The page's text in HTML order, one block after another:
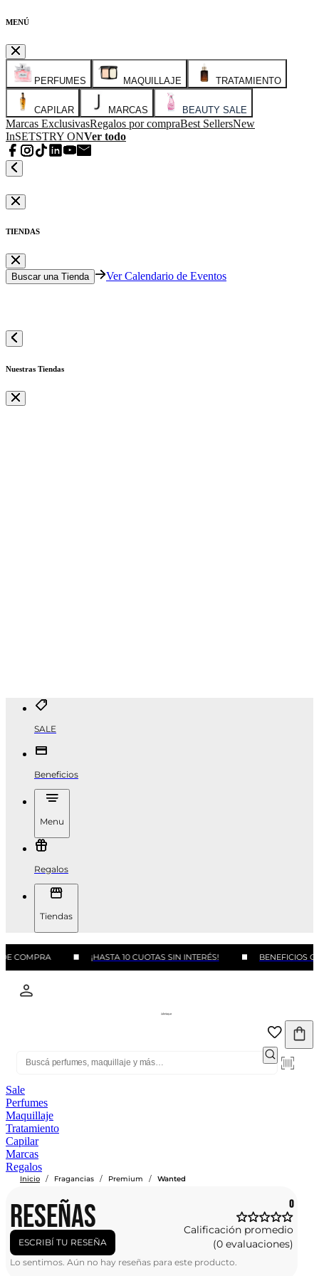
MENÚ
PERFUMES MAQUILLAJE TRATAMIENTO
CAPILAR MARCAS BEAUTY SALE
Marcas ExclusivasRegalos por compraBest SellersNew
InSETSTRY ONVer todo
TIENDAS
Buscar una Tienda Ver Calendario de Eventos
Nuestras Tiendas
SALE
Beneficios
Menu
Regalos
Tiendas
COMPRA ¡HASTA 10 CUOTAS SIN INTERÉS! BENEFICIOS
Sale
Perfumes
Maquillaje
Tratamiento
Capilar
Marcas
Regalos
Inicio / Fragancias / Premium / Wanted
RESEÑAS
ESCRIBÍ TU RESEÑA
0
Calificación promedio
(0 evaluaciones)
Lo sentimos. Aún no hay reseñas para este producto.